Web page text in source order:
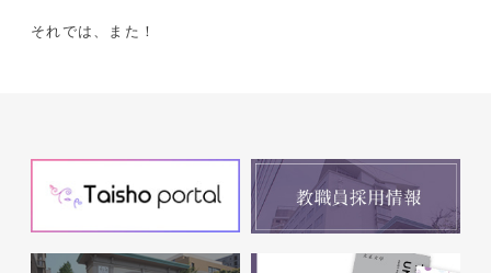
それでは、また！